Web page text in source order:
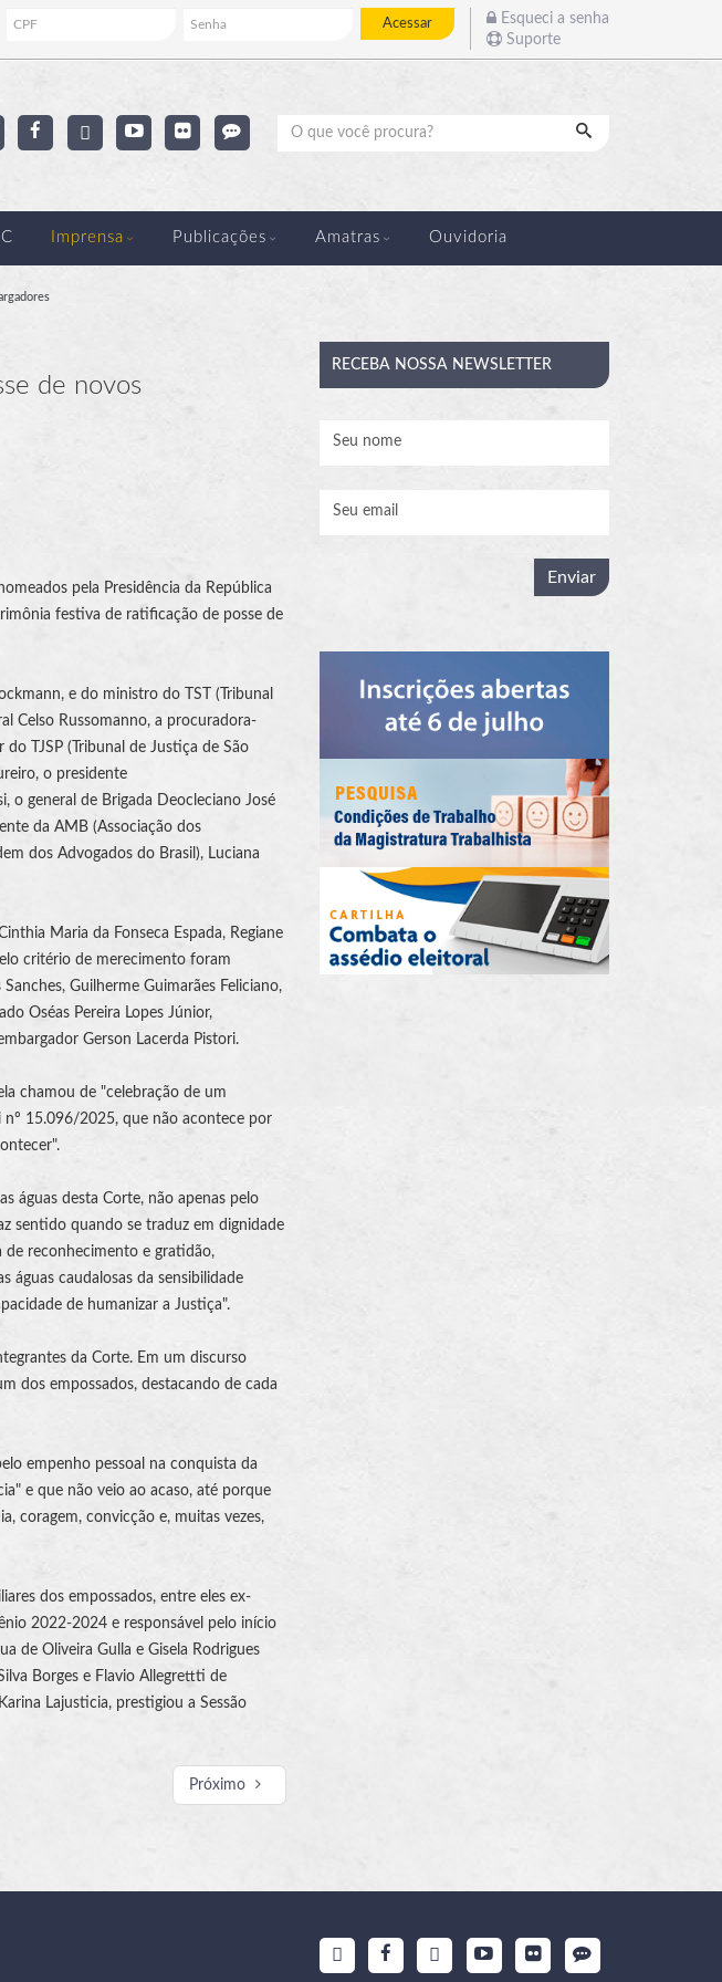
Acessar
Esqueci a senha
Suporte
Pesquisar
Imprensa Publicações Amatras Ouvidoria
de novos
pela Presidência da República
festiva de ratificação de posse de
e do ministro do TST ( Tribunal
Celso Russomanno, a procuradora-
TJSP (Tribunal de Justiça de São
o presidente
, o general de Brigada Deocleciano José
da AMB (Associação dos
dos Advogados do Brasil), Luciana
Maria da Fonseca Espada, Regiane
critério de merecimento foram
Guilherme Guimarães Feliciano,
Oséas Pereira Lopes Júnior,
Gerson Lacerda Pistori.
chamou de "celebração de um
nº 15.096/2025, que não acontece por
águas desta Corte, não apenas pelo
sentido quando se traduz em dignidade
de reconhecimento e gratidão,
águas caudalosas da sensibilidade
de humanizar a Justiça".
da Corte. Em um discurso
dos empossados, destacando de cada
empenho pessoal na conquista da
e que não veio ao acaso, até porque
coragem, convicção e, muitas vezes,
dos empossados, entre eles ex-
2022-2024 e responsável pelo início
de Oliveira Gulla e Gisela Rodrigues
Borges e Flavio Allegrettti de
Lajusticia, prestigiou a Sessão
Próximo
RECEBA NOSSA NEWSLETTER